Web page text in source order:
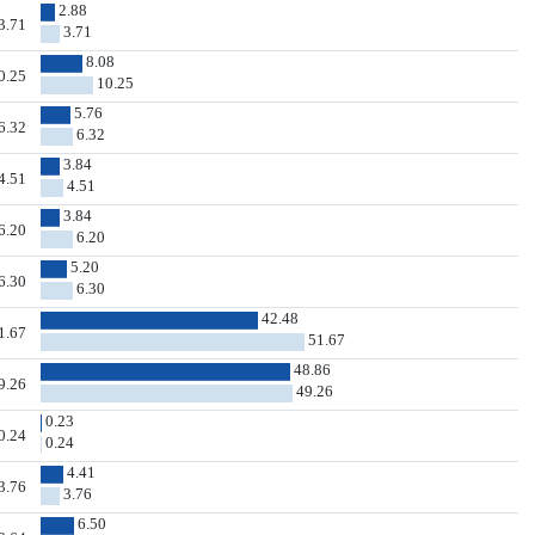
2.88
3.71
8.08
10.25
5.76
6.32
3.84
4.51
3.84
6.20
5.20
6.30
42.48
51.67
48.86
49.26
0.23
0.24
4.41
3.76
6.50